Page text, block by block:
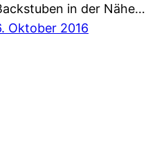
in der Nähe…
Oktober 2016